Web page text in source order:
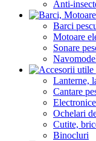
Anti-
Barci
Motoare
Sonare
Lanterne,
Cantare
Ochelari
Cutite,
Binocluri